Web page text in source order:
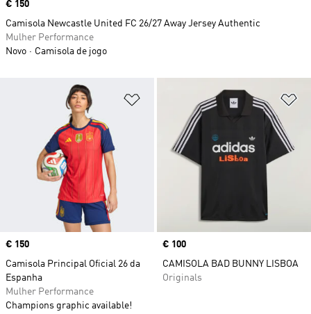
Adicionar à Lista de Desejos
Price
€ 150
Camisola Principal Oficial 26 da
Espanha
Mulher Performance
Champions graphic available!
Price
€ 100
CAMISOLA BAD BUNNY LISBOA
Originals
Price
€ 150
Camisola Newcastle United FC 26/27 Away Jersey Authentic
Mulher Performance
Novo
Camisola de jogo